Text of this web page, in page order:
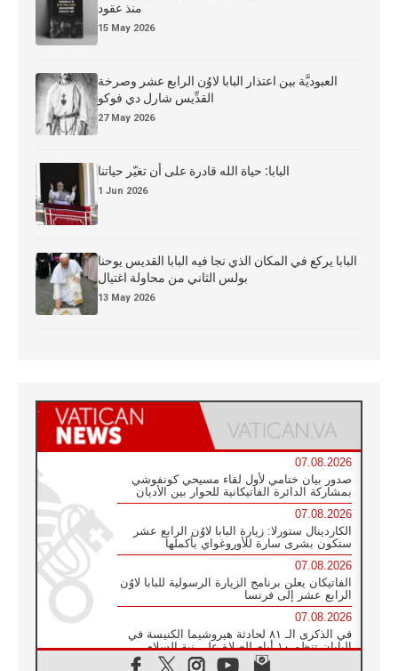
منذ عقود
15 May 2026
العبوديَّة بين اعتذار البابا لاوُن الرابع عشر وصرخة
القدِّيس شارل دي فوكو
27 May 2026
البابا: حياة الله قادرة على أن تغيّر حياتنا
1 Jun 2026
البابا يركع في المكان الذي نجا فيه البابا القديس يوحنا
بولس الثاني من محاولة اغتيال
13 May 2026
07.08.2026
صدور بيان ختامي لأول لقاء مسيحي كونفوشي
بمشاركة الدائرة الفاتيكانية للحوار بين الأديان
07.08.2026
الكاردينال ستورلا: زيارة البابا لاوُن الرابع عشر
ستكون بشرى سارة للأوروغواي بأكملها
07.08.2026
الفاتيكان يعلن برنامج الزيارة الرسولية للبابا لاوُن
الرابع عشر إلى فرنسا
07.08.2026
في الذكرى الـ ٨١ لحادثة هيروشيما الكنيسة في
اليابان تنظم ١٠ أيام للصلاة على نية السلام